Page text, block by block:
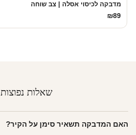
מדבקה לכיסוי אסלה | צב שוחה
₪89
שאלות נפוצות
האם המדבקה תשאיר סימן על הקיר?